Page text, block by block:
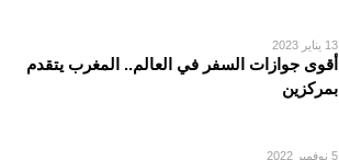
13 يناير 2023
أقوى جوازات السفر في العالم.. المغرب يتقدم
بمركزين
5 نوفمبر 2022